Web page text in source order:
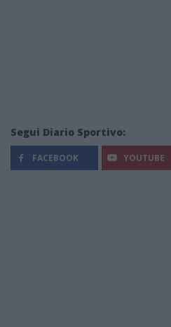
Segui Diario Sportivo:
FACEBOOK YOUTUBE